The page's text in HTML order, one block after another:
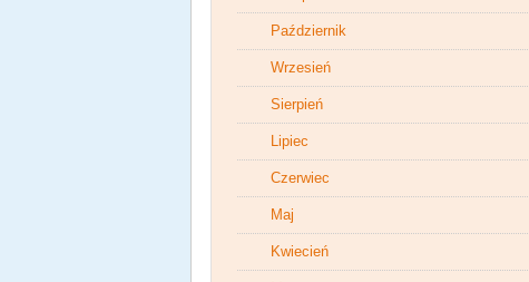
Październik
Wrzesień
Sierpień
Lipiec
Czerwiec
Maj
Kwiecień